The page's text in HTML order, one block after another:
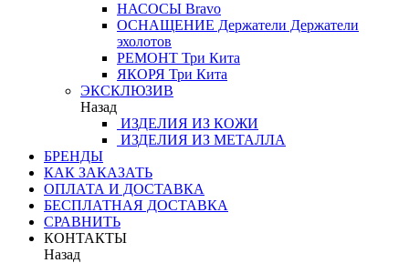
НАСОСЫ Bravo
ОСНАЩЕНИЕ Держатели Держатели
эхолотов
РЕМОНТ Три Кита
ЯКОРЯ Три Кита
ЭКСКЛЮЗИВ
Назад
ИЗДЕЛИЯ ИЗ КОЖИ
ИЗДЕЛИЯ ИЗ МЕТАЛЛА
БРЕНДЫ
КАК ЗАКАЗАТЬ
ОПЛАТА И ДОСТАВКА
БЕСПЛАТНАЯ ДОСТАВКА
СРАВНИТЬ
КОНТАКТЫ
Назад